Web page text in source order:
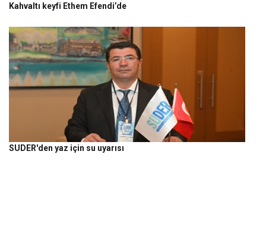
Kahvaltı keyfi Ethem Efendi’de
SUDER'den yaz için su uyarısı